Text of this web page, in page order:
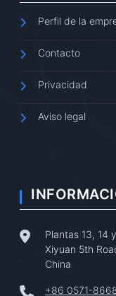
Perfil de la
Contacto
Privacidad
Aviso legal
Plantas 13, 14
Xiyuan 5th
China
+86 0571-